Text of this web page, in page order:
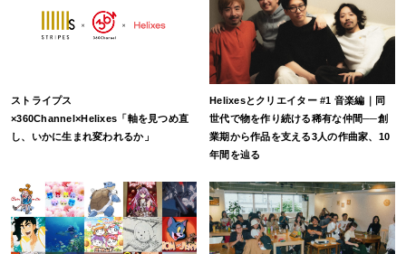
ストライプス
×360Channel×Helixes「軸を見つめ直
し、いかに生まれ変われるか」
Helixesとクリエイター #1 音楽編｜同
世代で物を作り続ける稀有な仲間──創
業期から作品を支える3人の作曲家、10
年間を辿る